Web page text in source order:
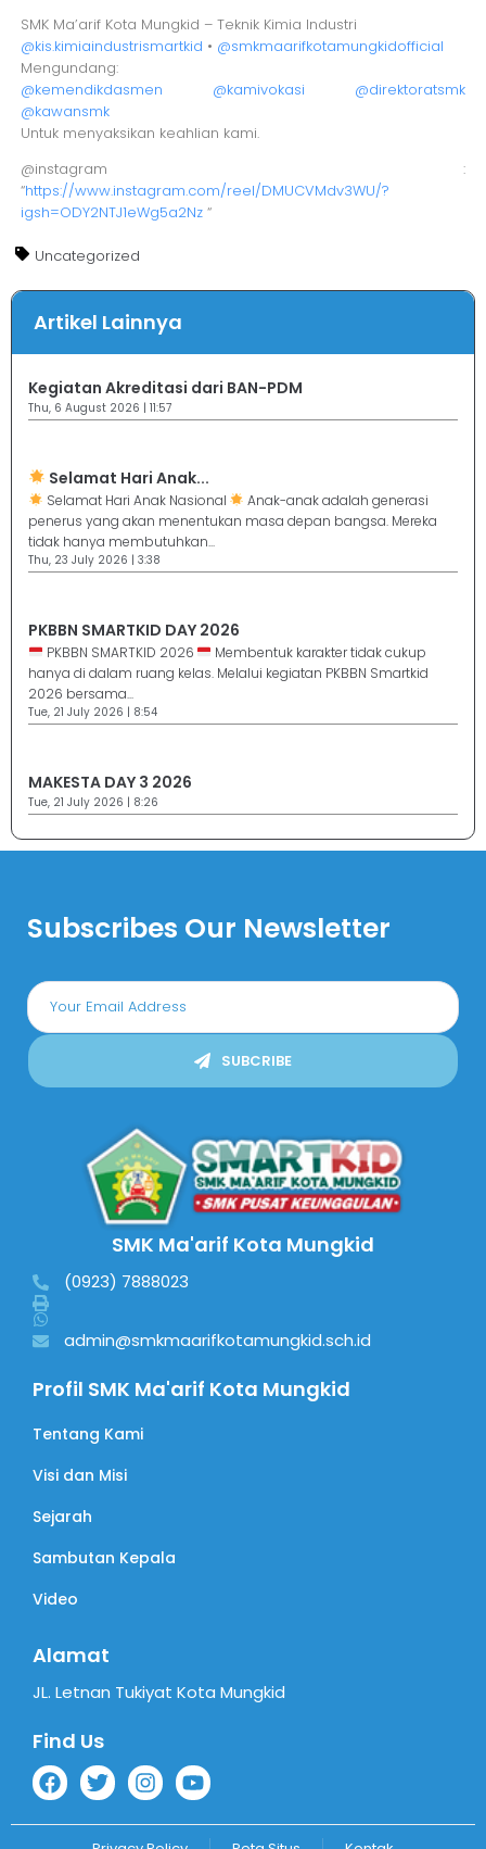
SMK Ma’arif Kota Mungkid – Teknik Kimia Industri
@kis.kimiaindustrismartkid • @smkmaarifkotamungkidofficial
Mengundang:
@kemendikdasmen
@kamivokasi
@direktoratsmk
@kawansmk
Untuk menyaksikan keahlian kami.
@instagram :
“https://www.instagram.com/reel/DMUCVMdv3WU/?
igsh=ODY2NTJ1eWg5a2Nz “
Uncategorized
Artikel Lainnya
Kegiatan Akreditasi dari BAN-PDM
Thu, 6 August 2026 | 11:57
Selamat Hari Anak...
Selamat Hari Anak Nasional
Anak-anak adalah generasi
penerus yang akan menentukan masa depan bangsa. Mereka
tidak hanya membutuhkan...
Thu, 23 July 2026 | 3:38
PKBBN SMARTKID DAY 2026
PKBBN SMARTKID 2026
Membentuk karakter tidak cukup
hanya di dalam ruang kelas. Melalui kegiatan PKBBN Smartkid
2026 bersama...
Tue, 21 July 2026 | 8:54
MAKESTA DAY 3 2026
Tue, 21 July 2026 | 8:26
Subscribes Our Newsletter
SUBCRIBE
SMK Ma'arif Kota Mungkid
(0923) 7888023
admin@smkmaarifkotamungkid.sch.id
Profil SMK Ma'arif Kota Mungkid
Tentang Kami
Visi dan Misi
Sejarah
Sambutan Kepala
Video
Alamat
JL. Letnan Tukiyat Kota Mungkid
Find Us